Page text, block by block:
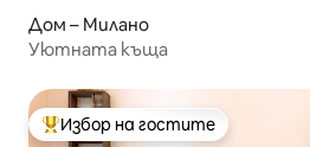
Дом – Милано
Уютната къща
Най-популярен избор на гостите
Избор на гостите